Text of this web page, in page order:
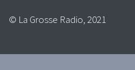
© La Grosse Radio, 2021